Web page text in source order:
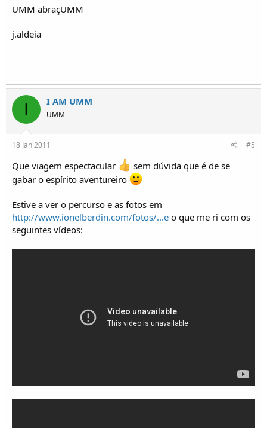
UMM abraçUMM
j.aldeia
I I AM UMM
UMM
18 Jan 2011 #5
Que viagem espectacular
sem dúvida que é de se
gabar o espírito aventureiro
Estive a ver o percurso e as fotos em
http://www.ionelberdin.com/fotos/...e o que me ri com os
seguintes vídeos: